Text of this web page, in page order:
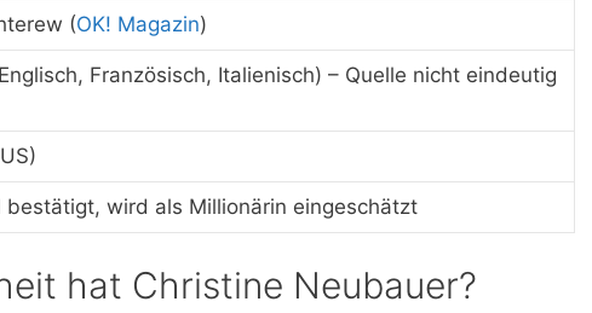
(OK! Magazin)
Französisch, Italienisch) – Quelle nicht eindeutig
bestätigt, wird als Millionärin eingeschätzt
hat Christine Neubauer?